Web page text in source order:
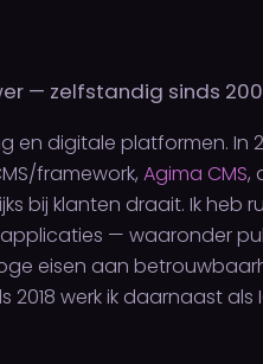
— zelfstandig sinds
en digitale platformen. In
framework, Agima CMS,
bij klanten draait. Ik heb
— waaronder
eisen aan
werk ik daarnaast